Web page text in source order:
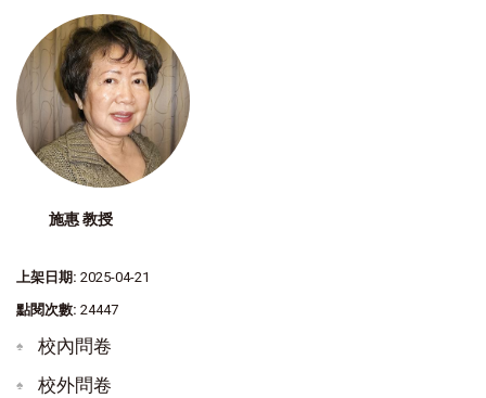
施惠 教授
上架日期: 2025-04-21
點閱次數: 24447
校內問卷
校外問卷